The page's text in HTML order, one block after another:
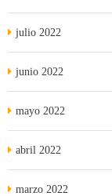
julio 2022
junio 2022
mayo 2022
abril 2022
marzo 2022